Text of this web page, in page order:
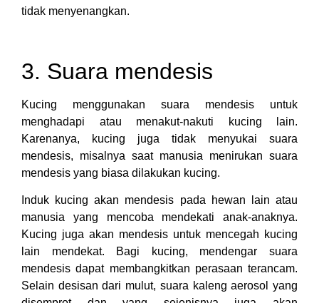
tidak menyenangkan.
3. Suara mendesis
Kucing menggunakan suara mendesis untuk
menghadapi atau menakut-nakuti kucing lain.
Karenanya, kucing juga tidak menyukai suara
mendesis, misalnya saat manusia menirukan suara
mendesis yang biasa dilakukan kucing.
Induk kucing akan mendesis pada hewan lain atau
manusia yang mencoba mendekati anak-anaknya.
Kucing juga akan mendesis untuk mencegah kucing
lain mendekat. Bagi kucing, mendengar suara
mendesis dapat membangkitkan perasaan terancam.
Selain desisan dari mulut, suara kaleng aerosol yang